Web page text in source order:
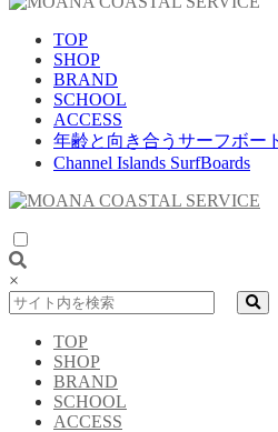
TOP
SHOP
BRAND
SCHOOL
ACCESS
年齢と向き合うサーフボー
Channel Islands SurfBoards
×
TOP
SHOP
BRAND
SCHOOL
ACCESS